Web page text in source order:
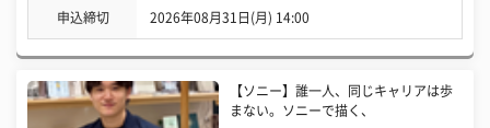
申込締切 2026年08月31日(月) 14:00
【ソニー】誰一人、同じキャリアは歩
まない。ソニーで描く、